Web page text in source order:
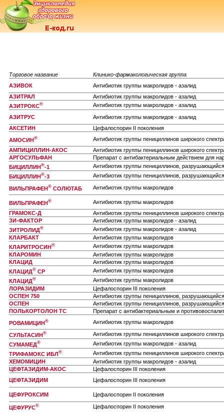
Торговое название
Клинико-фармакологическая группа
АЗИВОК
Антибиотик группы макролидов - азалид
АЗИТРАЛ
Антибиотик группы макролидов - азалид
АЗИТРОКС®
Антибиотик группы макролидов - азалид
АЗИТРУС
Антибиотик группы макролидов - азалид
АКСЕТИН
Цефалоспорин II поколения
АМОСИН®
Антибиотик группы пенициллинов широкого
АМПИЦИЛЛИН-АКОС
Антибиотик группы пенициллинов широкого
АРГОСУЛЬФАН
Препарат с антибактериальным действием для
БИЦИЛЛИН®-1
Антибиотик группы пенициллинов,
БИЦИЛЛИН®-3 Антибиотик группы пенициллинов,
ВИЛЬПРАФЕН® СОЛЮТАБ Антибиотик группы макролидов
ВИЛЬПРАФЕН®
Антибиотик группы макролидов
ГРАМОКС-Д
Антибиотик группы пенициллинов широкого
ЗИ-ФАКТОР
Антибиотик группы макролидов - азалид
ЗИТРОЛИД®
Антибиотик группы макролидов - азалид
КЛАРБАКТ
Антибиотик группы макролидов
КЛАРИТРОСИН®
Антибиотик группы макролидов
КЛАРОМИН
Антибиотик группы макролидов
КЛАЦИД
Антибиотик группы макролидов
КЛАЦИД® СР
Антибиотик группы макролидов
КЛАЦИД®
Антибиотик группы макролидов
ЛОРАЗИДИМ
Цефалоспорин III поколения
ОСПЕН 750
Антибиотик группы пенициллинов,
ОСПЕН
Антибиотик группы пенициллинов,
ПОЛЬКОРТОЛОН ТС
Препарат с антибактериальным и
РОВАМИЦИН® Антибиотик группы макролидов
СУЛЬТАСИН®
Антибиотик группы пенициллинов широкого
СУМАМЕД®
Антибиотик группы макролидов - азалид
ТРИФАМОКС ИБЛ®
Антибиотик группы пенициллинов широкого
ХЕМОМИЦИН
Антибиотик группы макролидов - азалид
ЦЕФТАЗИДИМ-АКОС
Цефалоспорин III поколения
ЦЕФТАЗИДИМ
Цефалоспорин III поколения
ЦЕФУРОКСИМ Цефалоспорин II поколения
ЦЕФУРУС® Цефалоспорин II поколения